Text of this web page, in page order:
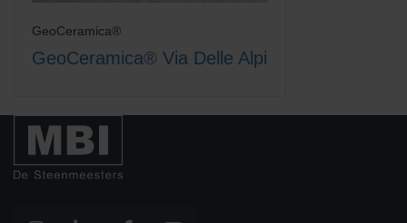
GeoCeramica®
GeoCeramica® Via Delle Alpi